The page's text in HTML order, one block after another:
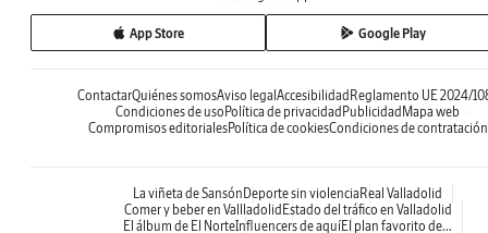
App Store Google Play
ContactarQuiénes somosAviso legal Accesibilidad Reglamento UE 2024/
Condiciones de uso Política de privacidad Publicidad Mapa web
Compromisos editorialesPolítica de cookiesCondiciones de contratación
La viñeta de Sansón Deporte sin violencia Real Valladolid
Comer y beber en Vallladolid Estado del tráfico en Valladolid
El álbum de El NorteInfluencers de aquíEl plan favorito de...